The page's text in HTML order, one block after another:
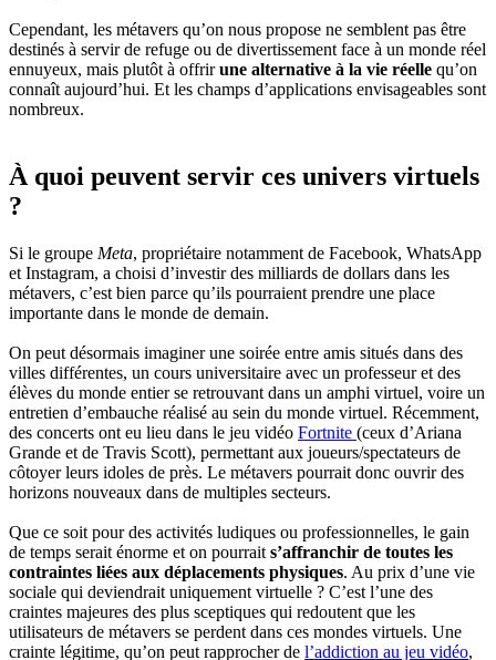
Cependant, les métavers qu’on nous propose ne semblent pas être
destinés à servir de refuge ou de divertissement face à un monde réel
ennuyeux, mais plutôt à offrirune alternative à la vie réelle qu’on
connaît aujourd’hui. Et les champs d’applications envisageables sont
nombreux.
À quoi peuvent servir ces univers virtuels
?
Si le groupe Meta, propriétaire notamment de Facebook, WhatsApp
et Instagram, a choisi d’investir des milliards de dollars dans les
métavers, c’est bien parce qu’ils pourraient prendre une place
importante dans le monde de demain.
On peut désormais imaginer une soirée entre amis situés dans des
villes différentes, un cours universitaire avec un professeur et des
élèves du monde entier se retrouvant dans un amphi virtuel, voire un
entretien d’embauche réalisé au sein du monde virtuel. Récemment,
des concerts ont eu lieu dans le jeu vidéo Fortnite (ceux d’Ariana
Grande et de Travis Scott), permettant aux joueurs/spectateurs de
côtoyer leurs idoles de près. Le métavers pourrait donc ouvrir des
horizons nouveaux dans de multiples secteurs.
Que ce soit pour des activités ludiques ou professionnelles, le gain
de temps serait énorme et on pourrait s’affranchir de toutes les
contraintes liées aux déplacements physiques. Au prix d’une vie
sociale qui deviendrait uniquement virtuelle ? C’est l’une des
craintes majeures des plus sceptiques qui redoutent que les
utilisateurs de métavers se perdent dans ces mondes virtuels. Une
crainte légitime, qu’on peut rapprocher de l’addiction au jeu vidéo,